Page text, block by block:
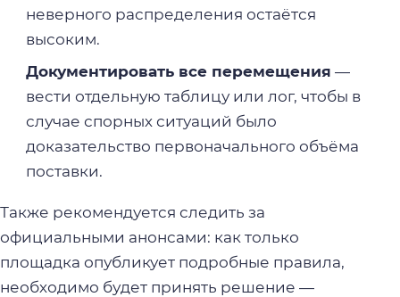
неверного распределения остаётся
высоким.
Документировать все перемещения —
вести отдельную таблицу или лог, чтобы в
случае спорных ситуаций было
доказательство первоначального объёма
поставки.
Также рекомендуется следить за
официальными анонсами: как только
площадка опубликует подробные правила,
необходимо будет принять решение —